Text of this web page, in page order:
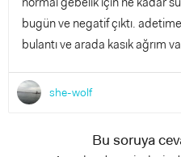
bugün ve negatif çıktı.
bulantı ve arada kasık ağrım
she-wolf
Bu soruya